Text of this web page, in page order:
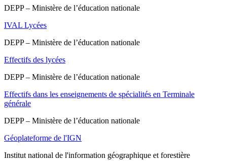
DEPP – Ministère de l’éducation nationale
IVAL Lycées
DEPP – Ministère de l’éducation nationale
Effectifs des lycées
DEPP – Ministère de l’éducation nationale
Effectifs dans les enseignements de spécialités en Terminale
générale
DEPP – Ministère de l’éducation nationale
Géoplateforme de l'IGN
Institut national de l'information géographique et forestière